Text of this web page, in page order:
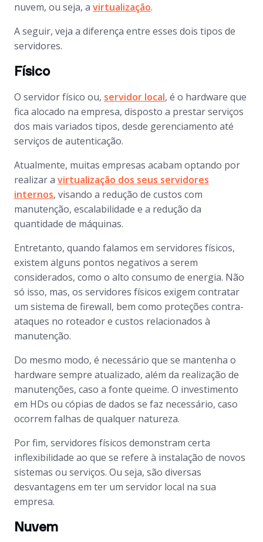
nuvem, ou seja, a virtualização.
A seguir, veja a diferença entre esses dois tipos de
servidores.
Físico
O servidor físico ou, servidor local, é o hardware que
fica alocado na empresa, disposto a prestar serviços
dos mais variados tipos, desde gerenciamento até
serviços de autenticação.
Atualmente, muitas empresas acabam optando por
realizar a virtualização dos seus servidores
internos, visando a redução de custos com
manutenção, escalabilidade e a redução da
quantidade de máquinas.
Entretanto, quando falamos em servidores físicos,
existem alguns pontos negativos a serem
considerados, como o alto consumo de energia. Não
só isso, mas, os servidores físicos exigem contratar
um sistema de firewall, bem como proteções contra-
ataques no roteador e custos relacionados à
manutenção.
Do mesmo modo, é necessário que se mantenha o
hardware sempre atualizado, além da realização de
manutenções, caso a fonte queime. O investimento
em HDs ou cópias de dados se faz necessário, caso
ocorrem falhas de qualquer natureza.
Por fim, servidores físicos demonstram certa
inflexibilidade ao que se refere à instalação de novos
sistemas ou serviços. Ou seja, são diversas
desvantagens em ter um servidor local na sua
empresa.
Nuvem